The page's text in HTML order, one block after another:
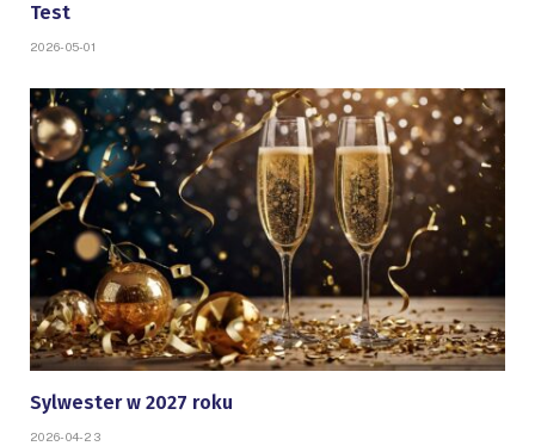
Test
2026-05-01
Sylwester w 2027 roku
2026-04-23